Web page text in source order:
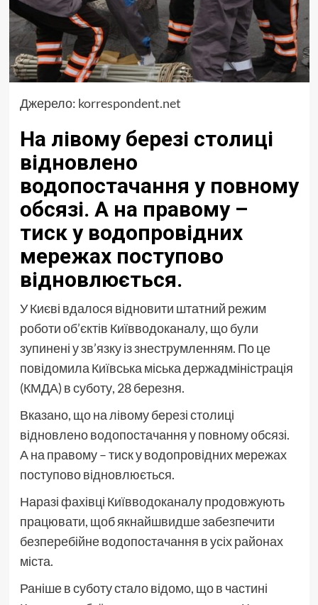
Джерело: korrespondent.net
На лівому березі столиці
відновлено
водопостачання у повному
обсязі. А на правому –
тиск у водопровідних
мережах поступово
відновлюється.
У Києві вдалося відновити штатний режим
роботи об’єктів Київводоканалу, що були
зупинені у зв’язку із знеструмленням. По це
повідомила Київська міська держадміністрація
(КМДА) в суботу, 28 березня.
Вказано, що на лівому березі столиці
відновлено водопостачання у повному обсязі.
А на правому – тиск у водопровідних мережах
поступово відновлюється.
Наразі фахівці Київводоканалу продовжують
працювати, щоб якнайшвидше забезпечити
безперебійне водопостачання в усіх районах
міста.
Раніше в суботу стало відомо, що в частині